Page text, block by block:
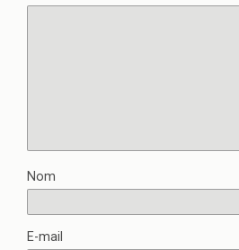
Nom
E-mail